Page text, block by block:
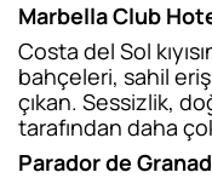
Marbella Club
Costa del Sol
bahçeleri, sahil
çıkan. Sessizlik,
tarafından daha
Parador de